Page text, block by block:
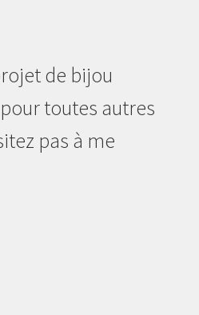
de bijou
toutes autres
pas à me